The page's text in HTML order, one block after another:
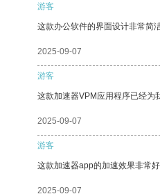
游客
这款办公软件的界面设计非常简
2025-09-07
游客
这款加速器VPM应用程序已经为
2025-09-07
游客
这款加速器app的加速效果非常
2025-09-07